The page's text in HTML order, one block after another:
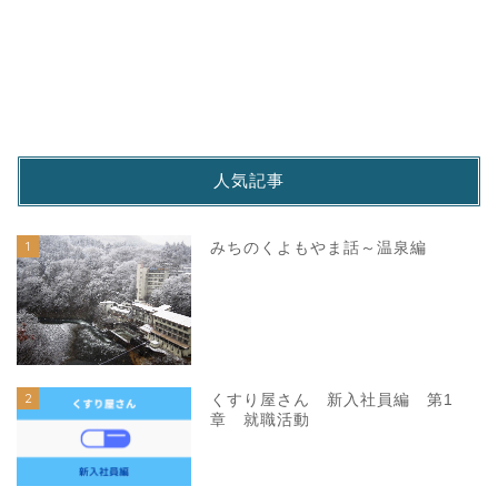
人気記事
1 みちのくよもやま話～温泉編
2
くすり屋さん 新入社員編 第1
章 就職活動